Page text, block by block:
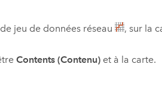
jeu de données réseau , sur la
Contents (Contenu) et à la carte.